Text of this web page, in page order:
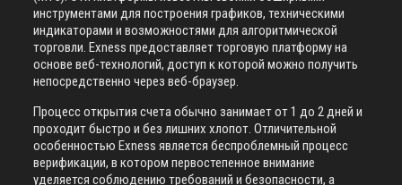
инструментами для построения графиков, техническими
индикаторами и возможностями для алгоритмической
торговли. Exness предоставляет торговую платформу на
основе веб-технологий, доступ к которой можно получить
непосредственно через веб-браузер.
Процесс открытия счета обычно занимает от 1 до 2 дней и
проходит быстро и без лишних хлопот. Отличительной
особенностью Exness является беспроблемный процесс
верификации, в котором первостепенное внимание
уделяется соблюдению требований и безопасности, а